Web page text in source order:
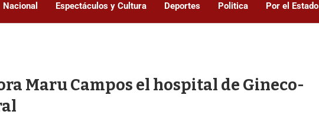
Nacional Espectáculos y Cultura Deportes Politica Por el Estado
Maru Campos el hospital de Gineco-